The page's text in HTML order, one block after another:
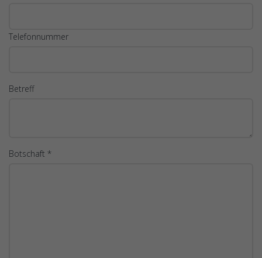
Telefonnummer
Betreff
Botschaft *